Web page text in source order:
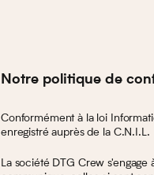
Notre politique de
Conformément à la loi
enregistré auprès de la C.N.I.L.
La société DTG Crew